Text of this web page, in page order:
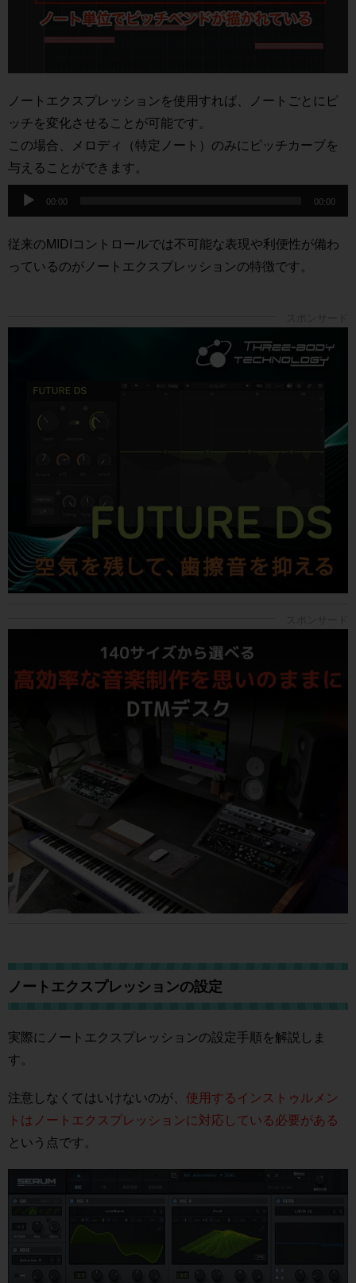
ノートエクスプレッションを使用すれば、ノートごとにピ
ッチを変化させることが可能です。
この場合、メロディ（特定ノート）のみにピッチカーブを
与えることができます。
音
レ
ー
ヤ
00:00 00:00
従来のMIDIコントロールでは不可能な表現や利便性が備わ
っているのがノートエクスプレッションの特徴です。
ノートエクスプレッションの設定
実際にノートエクスプレッションの設定手順を解説しま
す。
注意しなくてはいけないのが、 使用するインストゥルメン
トはノートエクスプレッションに対応している必要がある
という点です。